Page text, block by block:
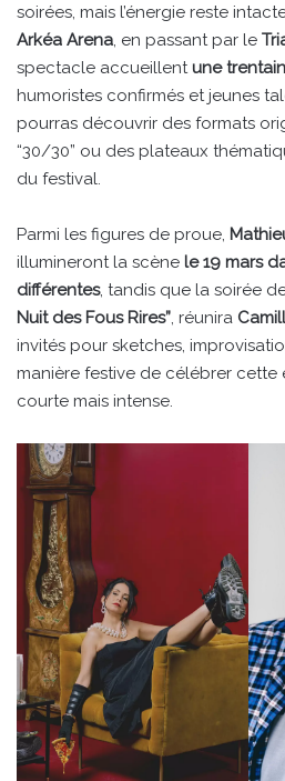
soirées, mais l’énergie reste
Arkéa Arena, en passant par le
spectacle accueillentune
humoristes confirmés et jeunes
pourras découvrir des formats
“30/30” ou des plateaux
du festival.
Parmi les figures de proue,
illumineront la scène le 19 mars
différentes, tandis que la soirée
Nuit des Fous Rires”, réunira
invités pour sketches,
manière festive de célébrer cette
courte mais intense.